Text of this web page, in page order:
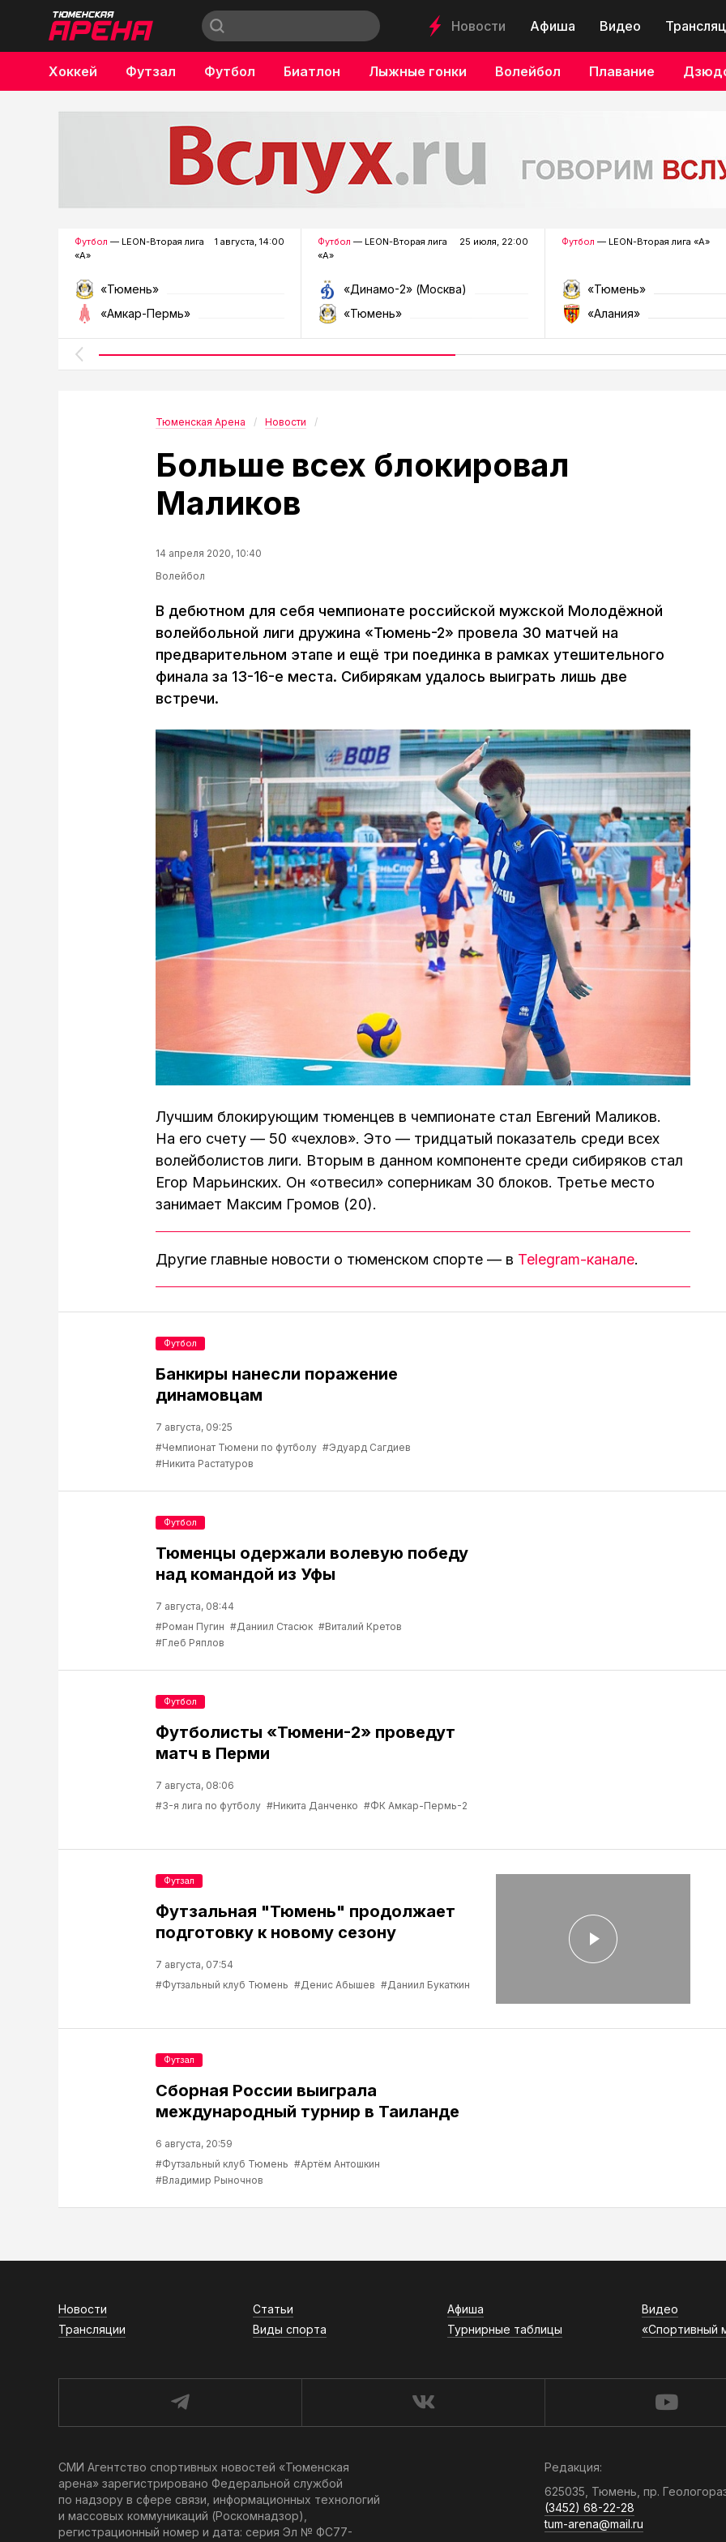
Новости Афиша Видео
Хоккей Футзал Футбол Биатлон Лыжные гонки Волейбол Плавание
Бокс
Футбол — LEON-Вторая лига
«А»
1 августа, 14:00
«Тюмень»
«Амкар-Пермь»
Футбол — LEON-Вторая лига
«А»
25 июля, 22:00
«Динамо-2» (Москва)
«Тюмень»
Футбол — LEON-Вторая лига «А»
«Тюмень»
«Алания»
Тюменская Арена Новости
Больше всех блокировал
Маликов
14 апреля 2020, 10:40
Волейбол
В дебютном для себя чемпионате российской мужской Молодёжной
волейбольной лиги дружина «Тюмень-2» провела 30 матчей на
предварительном этапе и ещё три поединка в рамках утешительного
финала за 13-16-е места. Сибирякам удалось выиграть лишь две
встречи.
Лучшим блокирующим тюменцев в чемпионате стал Евгений Маликов.
На его счету — 50 «чехлов». Это — тридцатый показатель среди всех
волейболистов лиги. Вторым в данном компоненте среди сибиряков стал
Егор Марьинских. Он «отвесил» соперникам 30 блоков. Третье место
занимает Максим Громов (20).
Другие главные новости о тюменском спорте — в Telegram-канале.
Банкиры нанесли поражение
динамовцам
7 августа, 09:25
#Чемпионат Тюмени по футболу #Эдуард Сагдиев
#Никита Растатуров
Футбол
Тюменцы одержали волевую победу
над командой из Уфы
7 августа, 08:44
#Роман Пугин #Даниил Стасюк #Виталий Кретов
#Глеб Ряплов
Футбол
Футболисты «Тюмени-2» проведут
матч в Перми
7 августа, 08:06
#3-я лига по футболу #Никита Данченко #ФК Амкар-Пермь-2
Футбол
Футзальная "Тюмень" продолжает
подготовку к новому сезону
7 августа, 07:54
#Футзальный клуб Тюмень #Денис Абышев #Даниил Букаткин
Футзал
Сборная России выиграла
международный турнир в Таиланде
6 августа, 20:59
#Футзальный клуб Тюмень #Артём Антошкин
#Владимир Рыночнов
Футзал
Новости Статьи Афиша Видео
Трансляции
Виды спорта Турнирные таблицы «Спортивный
СМИ Агентство спортивных новостей «Тюменская
арена» зарегистрировано Федеральной службой
по надзору в сфере связи, информационных технологий
и массовых коммуникаций (Роскомнадзор),
регистрационный номер и дата: серия Эл № ФС77-
Редакция:
625035, Тюмень, пр.
(3452) 68-22-28
tum-arena@mail.ru